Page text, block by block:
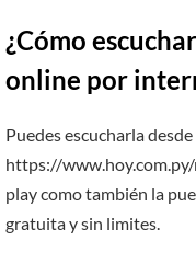
¿Cómo
online por
Puedes escucharla
https://
play como también la
gratuita y sin limites.